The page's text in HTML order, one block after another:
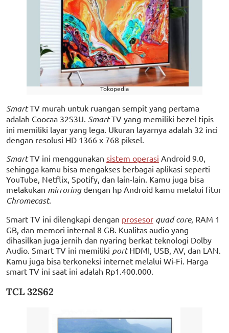
Tokopedia
SmartTV murah untuk ruangan sempit yang pertama
adalah Coocaa 32S3U. SmartTV yang memiliki bezel tipis
ini memiliki layar yang lega. Ukuran layarnya adalah 32 inci
dengan resolusi HD 1366 x 768 piksel.
SmartTV ini menggunakan sistem operasi Android 9.0,
sehingga kamu bisa mengakses berbagai aplikasi seperti
YouTube, Netflix, Spotify, dan lain-lain. Kamu juga bisa
melakukan mirroringdengan hp Android kamu melalui fitur
Chromecast.
Smart TV ini dilengkapi dengan prosesor quad core, RAM 1
GB, dan memori internal 8 GB. Kualitas audio yang
dihasilkan juga jernih dan nyaring berkat teknologi Dolby
Audio. Smart TV ini memiliki portHDMI, USB, AV, dan LAN.
Kamu juga bisa terkoneksi internet melalui Wi-Fi. Harga
smart TV ini saat ini adalah Rp1.400.000.
TCL 32S62